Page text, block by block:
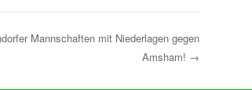
Mannschaften mit Niederlagen gegen
Amsham! →